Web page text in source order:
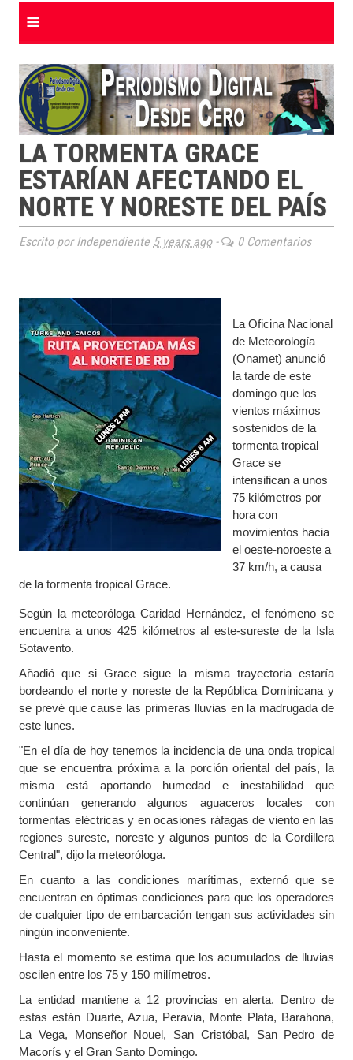
≡
LA TORMENTA GRACE
ESTARÍAN AFECTANDO EL
NORTE Y NORESTE DEL PAÍS
Escrito por Independiente 5 years ago- 0 Comentarios
La Oficina Nacional
de Meteorología
(Onamet) anunció
la tarde de este
domingo que los
vientos máximos
sostenidos de la
tormenta tropical
Grace se
intensifican a unos
75 kilómetros por
hora con
movimientos hacia
el oeste-noroeste a
37 km/h, a causa
de la tormenta tropical Grace.
Según la meteoróloga Caridad Hernández, el fenómeno se
encuentra a unos 425 kilómetros al este-sureste de la Isla
Sotavento.
Añadió que si Grace sigue la misma trayectoria estaría
bordeando el norte y noreste de la República Dominicana y
se prevé que cause las primeras lluvias en la madrugada de
este lunes.
"En el día de hoy tenemos la incidencia de una onda tropical
que se encuentra próxima a la porción oriental del país, la
misma está aportando humedad e inestabilidad que
continúan generando algunos aguaceros locales con
tormentas eléctricas y en ocasiones ráfagas de viento en las
regiones sureste, noreste y algunos puntos de la Cordillera
Central", dijo la meteoróloga.
En cuanto a las condiciones marítimas, externó que se
encuentran en óptimas condiciones para que los operadores
de cualquier tipo de embarcación tengan sus actividades sin
ningún inconveniente.
Hasta el momento se estima que los acumulados de lluvias
oscilen entre los 75 y 150 milímetros.
La entidad mantiene a 12 provincias en alerta. Dentro de
estas están Duarte, Azua, Peravia, Monte Plata, Barahona,
La Vega, Monseñor Nouel, San Cristóbal, San Pedro de
Macorís y el Gran Santo Domingo.